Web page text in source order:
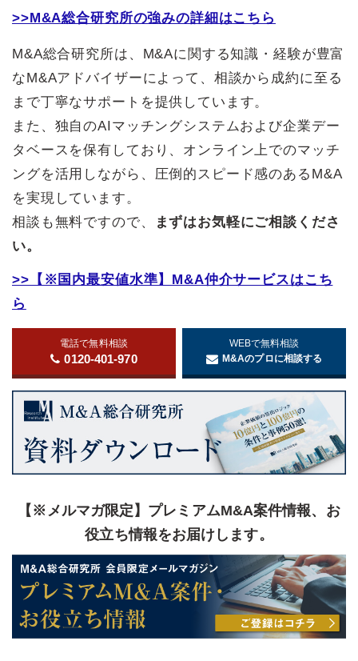
>>M&A総合研究所の強みの詳細はこちら
M&A総合研究所は、M&Aに関する知識・経験が豊富
なM&Aアドバイザーによって、相談から成約に至る
まで丁寧なサポートを提供しています。
また、独自のAIマッチングシステムおよび企業デー
タベースを保有しており、オンライン上でのマッチ
ングを活用しながら、圧倒的スピード感のあるM&A
を実現しています。
相談も無料ですので、
まずはお気軽にご相談くださ
い。
>>【※国内最安値水準】M&A仲介サービスはこち
ら
電話で無料相談
0120-401-970
WEBで無料相談
M&Aのプロに相談する
【※メルマガ限定】プレミアムM&A案件情報、お
役立ち情報をお届けします。